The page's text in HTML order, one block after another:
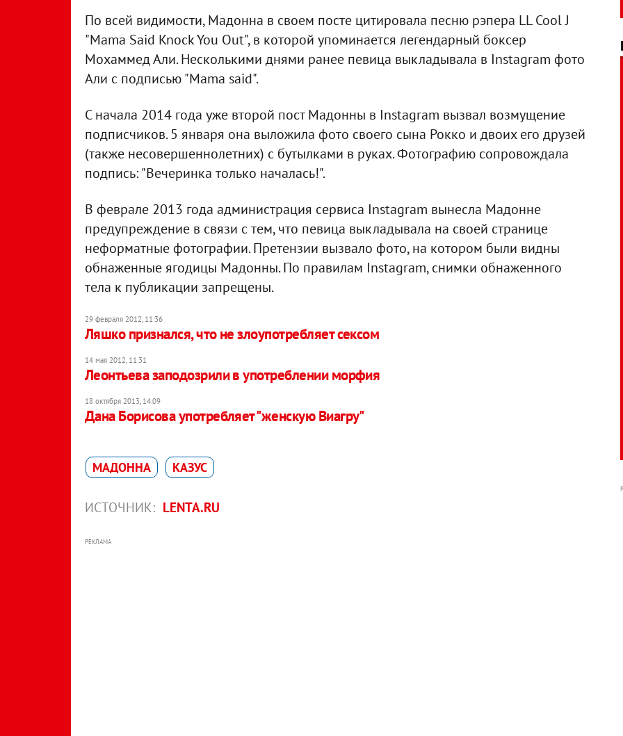
По всей видимости, Мадонна в своем посте цитировала песню рэпера LL Cool J
"Mama Said Knock You Out", в которой упоминается легендарный боксер
Мохаммед Али. Несколькими днями ранее певица выкладывала в Instagram фото
Али с подписью "Mama said".
С начала 2014 года уже второй пост Мадонны в Instagram вызвал возмущение
подписчиков. 5 января она выложила фото своего сына Рокко и двоих его друзей
(также несовершеннолетних) с бутылками в руках. Фотографию сопровождала
подпись: "Вечеринка только началась!".
В феврале 2013 года администрация сервиса Instagram вынесла Мадонне
предупреждение в связи с тем, что певица выкладывала на своей странице
неформатные фотографии. Претензии вызвало фото, на котором были видны
обнаженные ягодицы Мадонны. По правилам Instagram, снимки обнаженного
тела к публикации запрещены.
29 февраля 2012, 11:36
Ляшко признался, что не злоупотребляет сексом
14 мая 2012, 11:31
Леонтьева заподозрили в употреблении морфия
18 октября 2013, 14:09
Дана Борисова употребляет "женскую Виагру"
МАДОННA КАЗУС
ИСТОЧНИК: LENTA.RU
РЕКЛАМА